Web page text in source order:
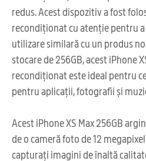
redus. Acest dispozitiv a fost
recondiționat cu atenție pentru
utilizare similară cu un produs
stocare de 256GB, acest iPhone
recondiționat este ideal pentru
pentru aplicații, fotografii și
Acest iPhone XS Max 256GB
de o cameră foto de 12
capturați imagini de înaltă